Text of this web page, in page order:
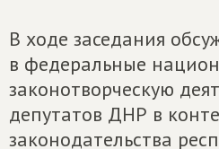
В ходе заседания
в федеральные
законотворческую
депутатов ДНР в
законодательства